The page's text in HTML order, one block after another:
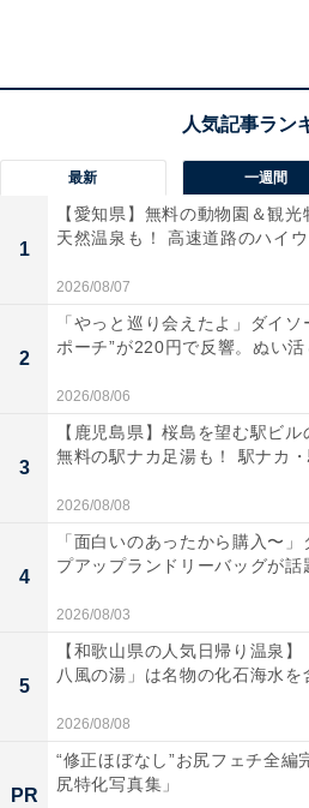
ドイツ楽団の演奏に合わせて乾杯！昨年の
2017年はアミューズメント
雰囲気を演出
5回目を迎える今年の会場は、
アトラクションエリアを道路側
ンの数が過去最多の8種類に増
最新 一週間
1
【愛知県】無料の動物園＆観
天然温泉も！ 高速道路のハイウ
2026/08/07
2
「やっと巡り会えたよ」ダイソ
ポーチ”が220円で反響。ぬい活
2026/08/06
3
【鹿児島県】桜島を望む駅ビル
無料の駅ナカ足湯も！ 駅ナカ・
2026/08/08
4
「面白いのあったから購入〜
プアップランドリーバッグが話
2026/08/03
5
【和歌山県の人気日帰り温泉
八風の湯」は名物の化石海水を
2026/08/08
PR
“修正ほぼなし”お尻フェチ全編
尻特化写真集」